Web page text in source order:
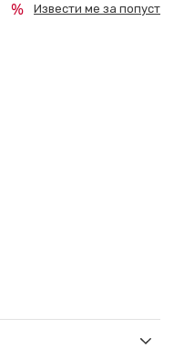
Извести ме за попуст